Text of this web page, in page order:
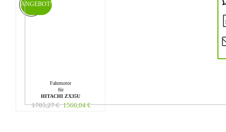
Fahrmotor
für
HITACHI ZX35U
1705,27€ 1566,04€
ANGEBOT!